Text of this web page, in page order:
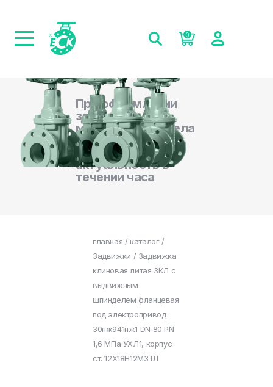
0
При оформлении
заказа на сайте,
менеджеры отдела
продаж
подтверждают
актуальность в
течении часа
главная / каталог/
Задвижки / Задвижка
клиновая литая ЗКЛ с
выдвижным
шпинделем фланцевая
под электропривод
30нж941нж1 DN 80 PN
1,6 МПа УХЛ1, корпус
ст. 12Х18Н12М3ТЛ